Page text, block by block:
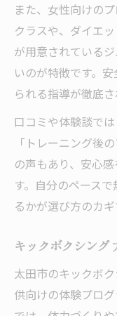
また、女性向けの
クラスや、ダイエ
が用意されている
いのが特徴です。
られる指導が徹底
口コミや体験談で
「トレーニング後
の声もあり、安心
す。自分のペース
るかが選び方のカギ
キックボクシング
太田市のキックボ
供向けの体験プロ